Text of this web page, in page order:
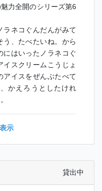
力全開のシリーズ第6
ラネコぐんだんがみて
う、たべたいね。から
にはいったノラネコぐ
イスクリームこうじょ
アイスをぜんぶたべて
かえろうとしたけれ
示
貸出中